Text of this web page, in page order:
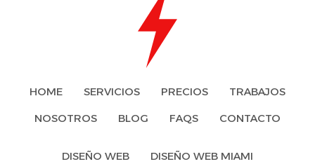
HOME SERVICIOS PRECIOS
TRABAJOS
NOSOTROS
BLOG FAQS CONTACTO
DISEÑO WEB
DISEÑO WEB MIAMI